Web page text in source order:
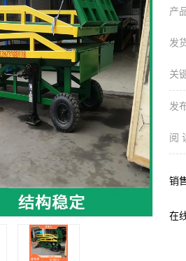
产
发
关
发
阅
销
在